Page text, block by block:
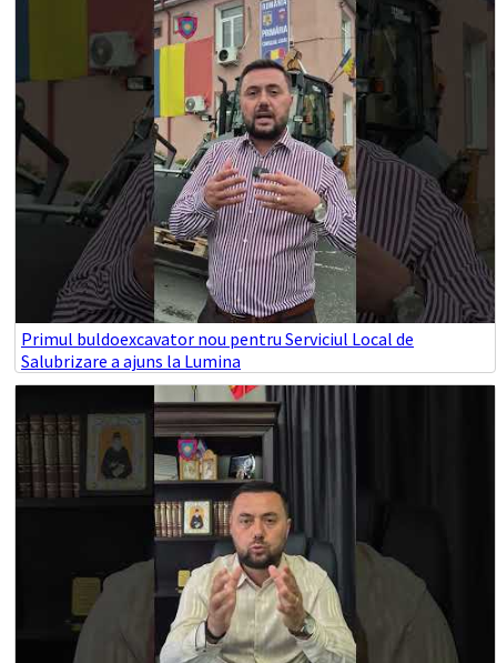
Primul buldoexcavator nou pentru Serviciul Local de
Salubrizare a ajuns la Lumina